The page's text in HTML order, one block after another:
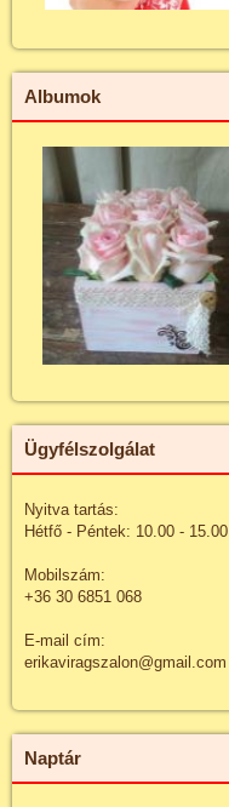
Albumok
Ügyfélszolgálat
Nyitva tartás:
Hétfő - Péntek: 10.00 - 15.00
Mobilszám:
+36 30 6851 068
E-mail cím:
erikaviragszalon@gmail.com
Naptár